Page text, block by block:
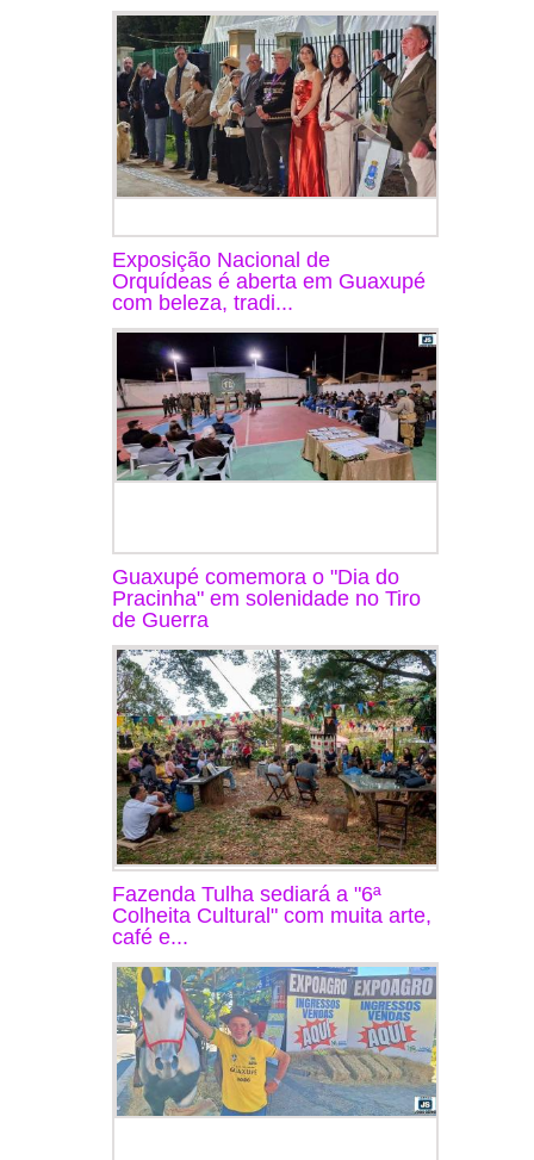
Exposição Nacional de
Orquídeas é aberta em Guaxupé
com beleza, tradi...
Guaxupé comemora o "Dia do
Pracinha" em solenidade no Tiro
de Guerra
Fazenda Tulha sediará a "6ª
Colheita Cultural" com muita arte,
café e...